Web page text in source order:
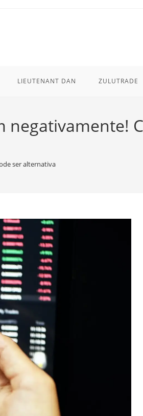
LIEUTENANT DAN ZULUTRADE
ser alternativa